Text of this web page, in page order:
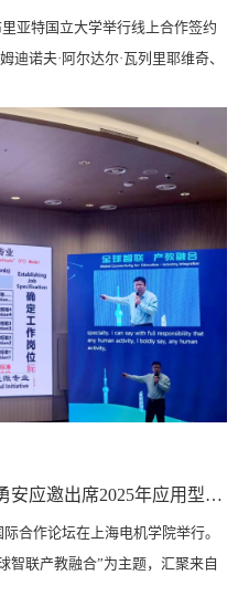
亚特国立大学举行线上合作签约
诺夫·阿尔达尔·瓦列里耶维奇、
娜，学校创校校长、理事长曹勇
院长徐明及国际交流合作处相关
际交流合作处副处长赵丹丹主
合作的高度重...
学校创校校长、理事长曹勇安应邀出席2025年应用型高校国际合作论坛并作主旨报告
合作论坛在上海电机学院举行。
智联产教融合”为主题，汇聚来自